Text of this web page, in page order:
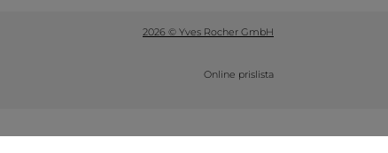
2026 © Yves Rocher GmbH
Online prislista